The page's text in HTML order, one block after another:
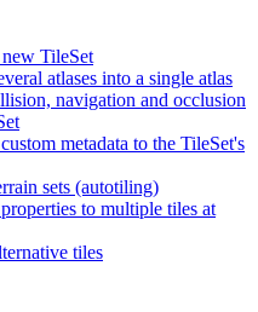
TileSet
atlases into a single atlas
navigation and occlusion
metadata to the TileSet's
sets (autotiling)
to multiple tiles at
tiles